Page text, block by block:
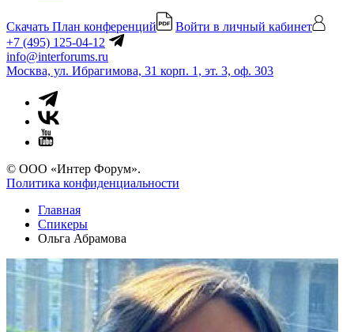
Скачать План конференций
Войти в личный кабинет
+7 (495) 125-04-12
info@interforums.ru
Москва, ул. Ибрагимова, 31 корп. 1, эт. 3, оф. 303
© ООО «Интер Форум».
Политика конфиденциальности
Главная
Спикеры
Ольга Абрамова